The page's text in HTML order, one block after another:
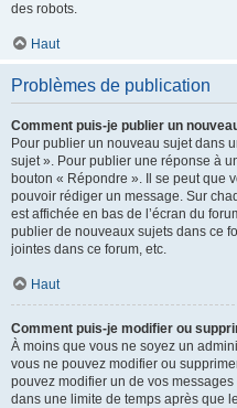
des robots.
Haut
Problèmes de publication
Comment puis-je publier un
Pour publier un nouveau sujet dans
sujet ». Pour publier une réponse à
bouton « Répondre ». Il se peut que
pouvoir rédiger un message. Sur
est affichée en bas de l’écran du
publier de nouveaux sujets dans ce
jointes dans ce forum, etc.
Haut
Comment puis-je modifier ou
À moins que vous ne soyez un
vous ne pouvez modifier ou
pouvez modifier un de vos
dans une limite de temps après que